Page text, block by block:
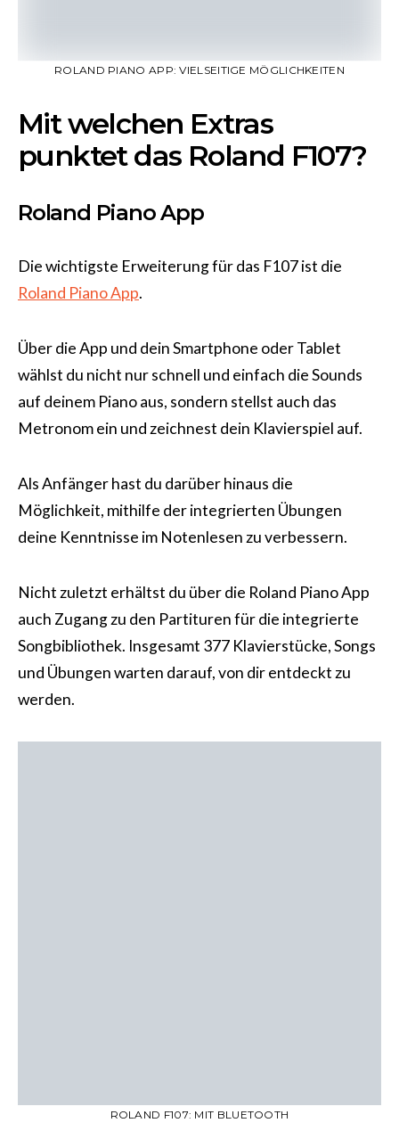
ROLAND PIANO APP: VIELSEITIGE MÖGLICHKEITEN
Mit welchen Extras
punktet das Roland F107?
Roland Piano App
Die wichtigste Erweiterung für das F107 ist die
Roland Piano App.
Über die App und dein Smartphone oder Tablet
wählst du nicht nur schnell und einfach die Sounds
auf deinem Piano aus, sondern stellst auch das
Metronom ein und zeichnest dein Klavierspiel auf.
Als Anfänger hast du darüber hinaus die
Möglichkeit, mithilfe der integrierten Übungen
deine Kenntnisse im Notenlesen zu verbessern.
Nicht zuletzt erhältst du über die Roland Piano App
auch Zugang zu den Partituren für die integrierte
Songbibliothek. Insgesamt 377 Klavierstücke, Songs
und Übungen warten darauf, von dir entdeckt zu
werden.
ROLAND F107: MIT BLUETOOTH